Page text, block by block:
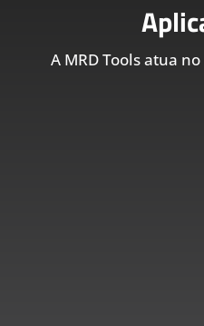
A MRD Tools atua